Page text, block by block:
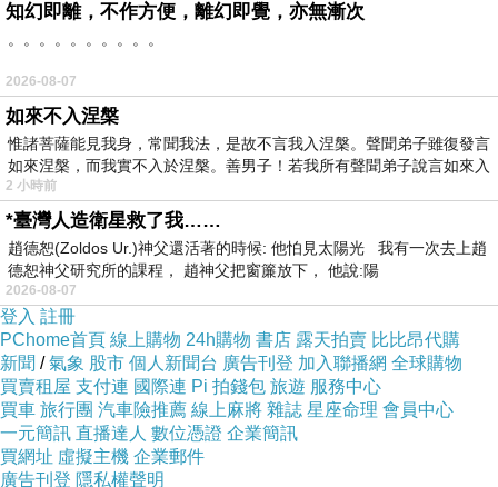
《上一篇》 年，已過一半
《下一篇》
上一篇：《從前，有個好萊塢》- 觀後感
知幻即離，不作方便，離幻即覺，亦無漸次
。。。。。。。。。。
2026-08-07
如來不入涅槃
惟諸菩薩能見我身，常聞我法，是故不言我入涅槃。聲聞弟子雖復發言
如來涅槃，而我實不入於涅槃。善男子！若我所有聲聞弟子說言如來入
2 小時前
*臺灣人造衛星救了我……
趙德恕(Zoldos Ur.)神父還活著的時候: 他怕見太陽光 我有一次去上趙
德恕神父研究所的課程， 趙神父把窗簾放下， 他說:陽
2026-08-07
登入 註冊
PChome首頁 線上購物 24h購物 書店 露天拍賣 比比昂代購
新聞 /氣象 股市 個人新聞台 廣告刊登 加入聯播網 全球購物
買賣租屋 支付連 國際連 Pi 拍錢包 旅遊 服務中心
買車 旅行團 汽車險推薦 線上麻將 雜誌 星座命理 會員中心
一元簡訊 直播達人 數位憑證 企業簡訊
買網址 虛擬主機 企業郵件
廣告刊登 隱私權聲明